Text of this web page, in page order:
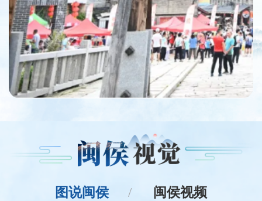
图说闽侯 闽侯视频